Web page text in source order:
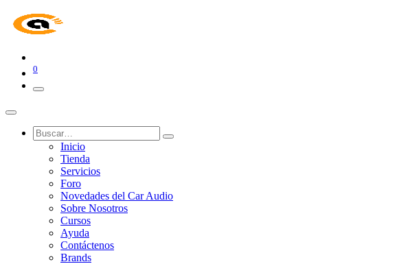
0
Inicio
Tienda
Servicios
Foro
Novedades del Car Audio
Sobre Nosotros
Cursos
Ayuda
Contáctenos
Brands